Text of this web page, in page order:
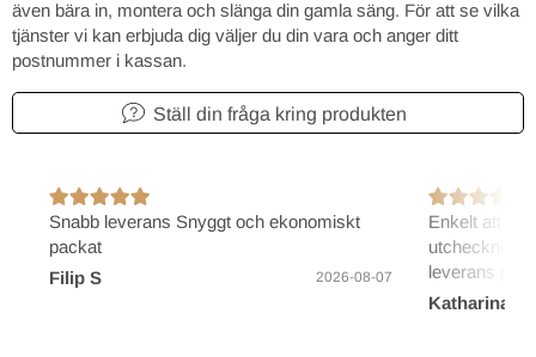
Snabb leverans Snyggt och ekonomiskt
packat
Filip S
2026-08-07
Enkelt att
utcheckning/
leverans på
Katharina B
även bära in, montera och slänga din gamla säng. För att se vilka
tjänster vi kan erbjuda dig väljer du din vara och anger ditt
postnummer i kassan.
Ställ din fråga kring produkten